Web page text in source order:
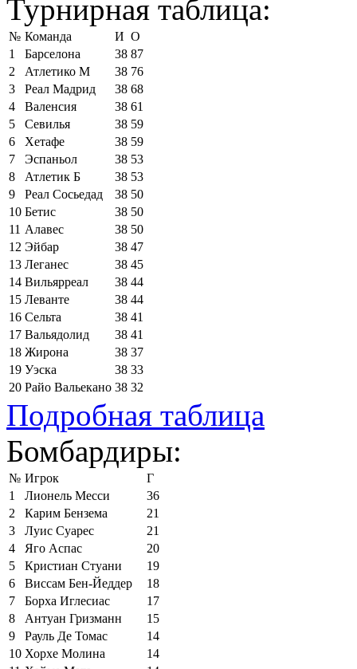
Турнирная таблица:
№ Команда И О
1
Барселона 38 87
2
Атлетико М 38 76
3
Реал Мадрид 38 68
4
Валенсия 38 61
5
Севилья 38 59
6
Хетафе 38 59
7
Эспаньол 38 53
8
Атлетик Б 38 53
9
Реал Сосьедад 38 50
10 Бетис 38 50
11 Алавес 38 50
12 Эйбар 38 47
13 Леганес 38 45
14 Вильярреал 38 44
15 Леванте 38 44
16 Сельта 38 41
17 Вальядолид 38 41
18 Жирона 38 37
19 Уэска 38 33
20 Райо Вальекано 38 32
Подробная таблица
Бомбардиры:
№ Игрок
Г
1
Лионель Месси
36
2
Карим Бензема
21
3
Луис Суарес
21
4
Яго Аспас
20
5
Кристиан Стуани
19
6
Виссам Бен-Йеддер
18
7
Борха Иглесиас
17
8
Антуан Гризманн
15
9
Рауль Де Томас
14
10 Хорхе Молина
14